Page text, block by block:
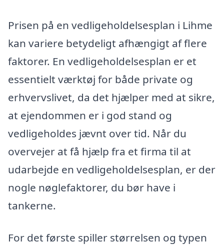
Prisen på en vedligeholdelsesplan i Lihme
kan variere betydeligt afhængigt af flere
faktorer. En vedligeholdelsesplan er et
essentielt værktøj for både private og
erhvervslivet, da det hjælper med at sikre,
at ejendommen er i god stand og
vedligeholdes jævnt over tid. Når du
overvejer at få hjælp fra et firma til at
udarbejde en vedligeholdelsesplan, er der
nogle nøglefaktorer, du bør have i
tankerne.
For det første spiller størrelsen og typen